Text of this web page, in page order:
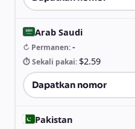
Arab Saudi
↻ Permanen:-
⏱ Sekali pakai: $2.59
Dapatkan nomor
Pakistan